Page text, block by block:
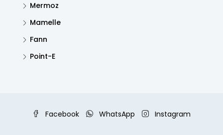
Mermoz
Mamelle
Fann
Point-E
Facebook WhatsApp Instagram